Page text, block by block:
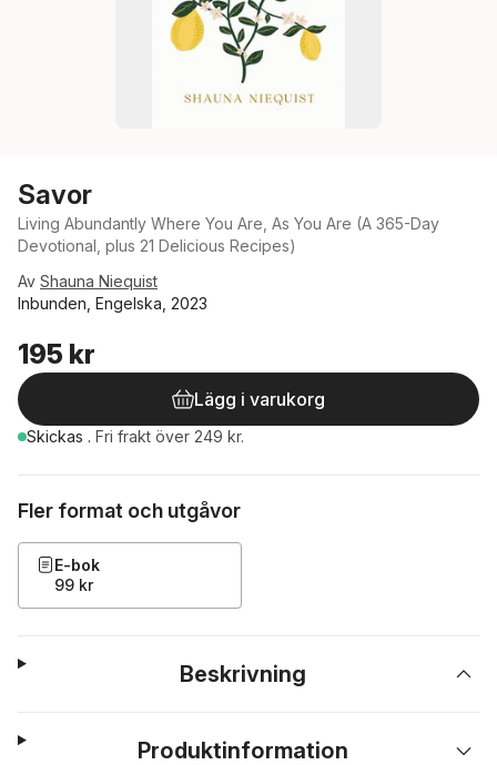
Savor
Living Abundantly Where You Are, As You Are (A 365-Day
Devotional, plus 21 Delicious Recipes)
Av Shauna Niequist
Inbunden, Engelska, 2023
195 kr
Lägg i varukorg
Skickas . Fri frakt över 249 kr.
Fler format och utgåvor
E-bok
99 kr
Beskrivning
Produktinformation